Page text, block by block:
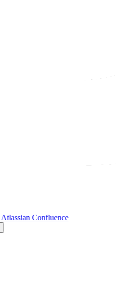
Atlassian Confluence